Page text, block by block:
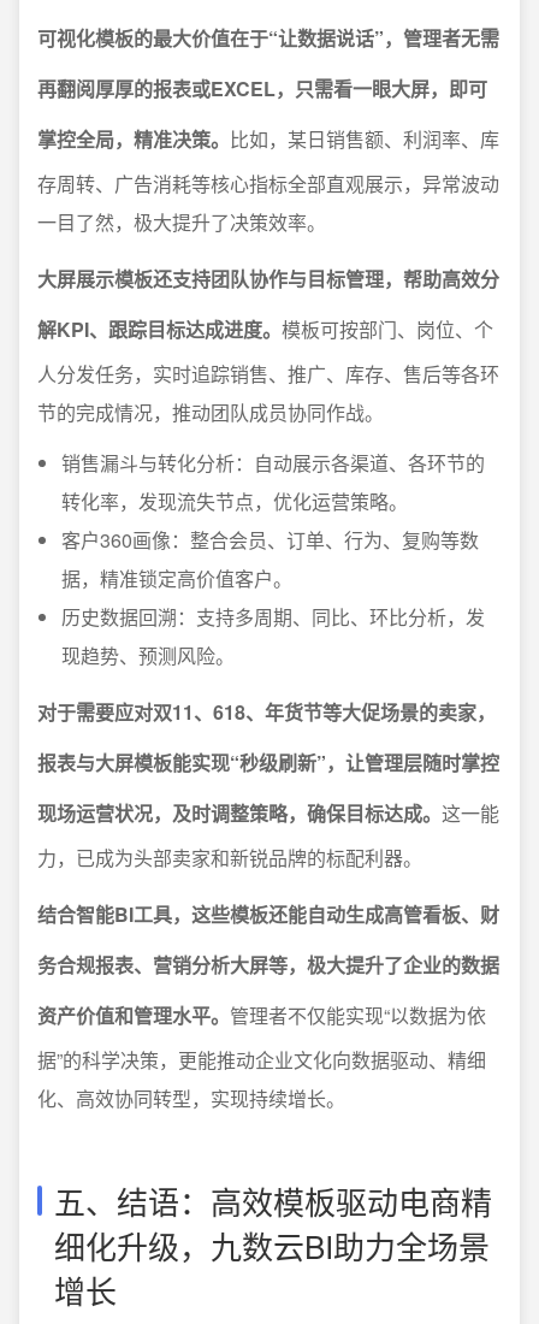
可视化模板的最大价值在于“让数据说话”，管理者无需
再翻阅厚厚的报表或EXCEL，只需看一眼大屏，即可
掌控全局，精准决策。 比如，某日销售额、利润率、库
存周转、广告消耗等核心指标全部直观展示，异常波动
一目了然，极大提升了决策效率。
大屏展示模板还支持团队协作与目标管理，帮助高效分
解KPI、跟踪目标达成进度。 模板可按部门、岗位、个
人分发任务，实时追踪销售、推广、库存、售后等各环
节的完成情况，推动团队成员协同作战。
销售漏斗与转化分析：自动展示各渠道、各环节的
转化率，发现流失节点，优化运营策略。
客户360画像：整合会员、订单、行为、复购等数
据，精准锁定高价值客户。
历史数据回溯：支持多周期、同比、环比分析，发
现趋势、预测风险。
对于需要应对双11、618、年货节等大促场景的卖家，
报表与大屏模板能实现“秒级刷新”，让管理层随时掌控
现场运营状况，及时调整策略，确保目标达成。 这一能
力，已成为头部卖家和新锐品牌的标配利器。
结合智能BI工具，这些模板还能自动生成高管看板、财
务合规报表、营销分析大屏等，极大提升了企业的数据
资产价值和管理水平。 管理者不仅能实现“以数据为依
据”的科学决策，更能推动企业文化向数据驱动、精细
化、高效协同转型，实现持续增长。
五、结语：高效模板驱动电商精
细化升级，九数云BI助力全场景
增长